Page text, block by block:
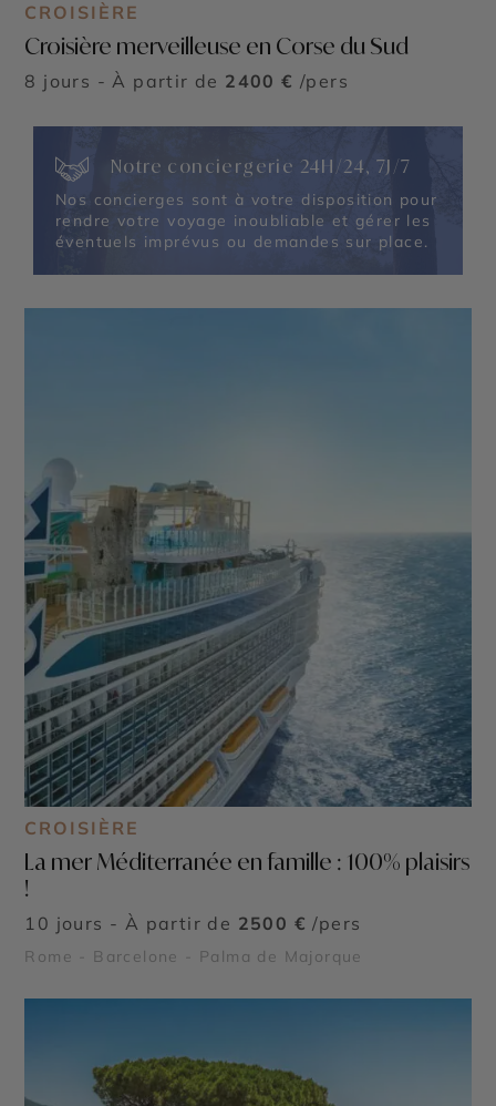
CROISIÈRE
Croisière merveilleuse en Corse du Sud
8 jours - À partir de 2400 € /pers
Notre conciergerie 24H/24, 7J/7
Nos concierges sont à votre disposition pour
rendre votre voyage inoubliable et gérer les
éventuels imprévus ou demandes sur place.
CROISIÈRE
La mer Méditerranée en famille : 100% plaisirs
!
10 jours - À partir de 2500 € /pers
Rome - Barcelone - Palma de Majorque